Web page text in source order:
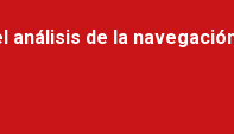
de la